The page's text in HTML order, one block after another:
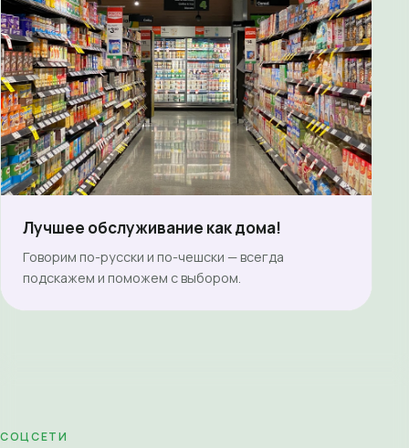
Лучшее обслуживание как дома!
Говорим по-русски и по-чешски — всегда
подскажем и поможем с выбором.
СОЦСЕТИ